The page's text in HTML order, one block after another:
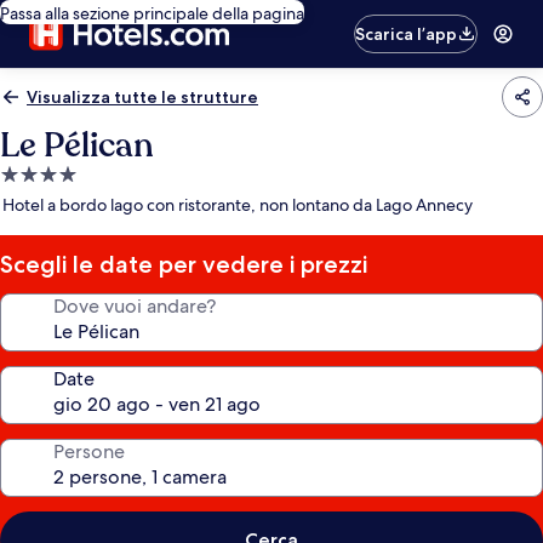
Passa alla sezione principale della pagina
Scarica l’app
Visualizza tutte le strutture
Le Pélican
Struttura
a
stelle
Hotel a bordo lago con ristorante, non lontano da Lago Annecy
Scegli le date per vedere i prezzi
Dove vuoi andare?
Date
Persone